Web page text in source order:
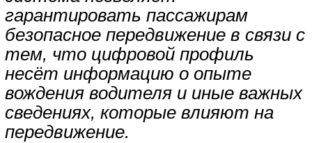
гарантировать пассажирам
безопасное передвижение в связи с
тем, что цифровой профиль
несёт информацию о опыте
вождения водителя и иные важных
сведениях, которые влияют на
передвижение.